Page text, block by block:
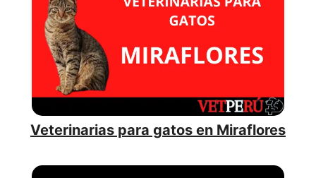
Veterinarias para gatos en Miraflores